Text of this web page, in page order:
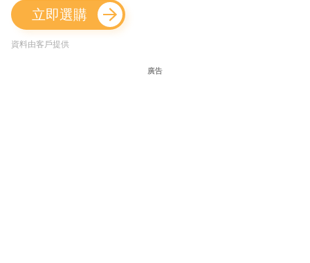
立即選購
資料由客戶提供
廣告